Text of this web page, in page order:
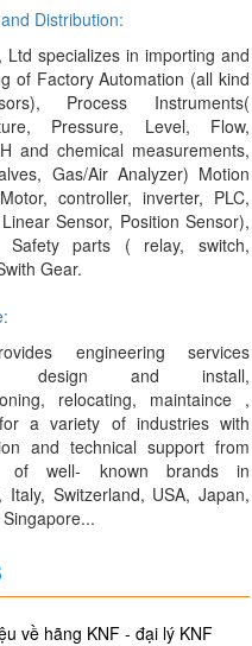
Distribution:
Ltd specializes in importing and
of Factory Automation (all kind
Process Instruments(
Pressure, Level, Flow,
and chemical measurements,
Gas/Air Analyzer) Motion
controller, inverter, PLC,
Sensor, Position Sensor),
Safety parts ( relay, switch,
Gear.
engineering services
design and install,
relocating, maintaince ,
a variety of industries with
and technical support from
of well- known brands in
Italy, Switzerland, USA, Japan,
về hãng KNF - đại lý KNF